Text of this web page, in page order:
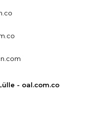
- oal.com.co